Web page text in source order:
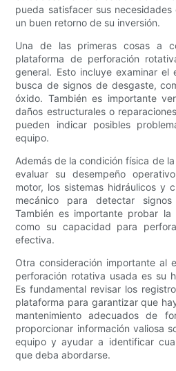
pueda satisfacer sus
un buen retorno de su inversión.
Una de las primeras cosas a
plataforma de perforación
general. Esto incluye examinar el
busca de signos de desgaste,
óxido. También es importante
daños estructurales o
pueden indicar posibles
equipo.
Además de la condición física de
evaluar su desempeño
motor, los sistemas hidráulicos y
mecánico para detectar
También es importante probar la
como su capacidad para
efectiva.
Otra consideración importante al
perforación rotativa usada es su
Es fundamental revisar los
plataforma para garantizar que
mantenimiento adecuados de
proporcionar información valiosa
equipo y ayudar a identificar
que deba abordarse.